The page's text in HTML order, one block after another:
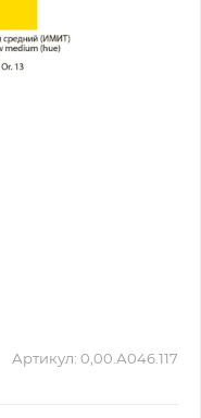
Артикул: 0,00.А046.117